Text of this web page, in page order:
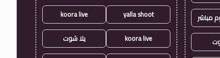
مباشر yalla shoot
koora live
koora live يلا شوت